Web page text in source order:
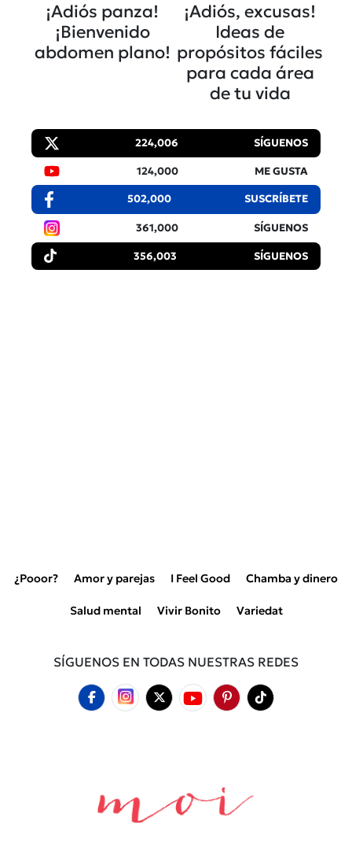
¡Adiós panza!
¡Bienvenido
abdomen plano!
¡Adiós, excusas!
Ideas de
propósitos fáciles
para cada área
de tu vida
224,006 SÍGUENOS
124,000 ME GUSTA
502,000 SUSCRÍBETE
361,000 SÍGUENOS
356,003 SÍGUENOS
¿Pooor? Amor y parejas I Feel Good Chamba y dinero
Salud mental Vivir Bonito Variedat
SÍGUENOS EN TODAS NUESTRAS REDES